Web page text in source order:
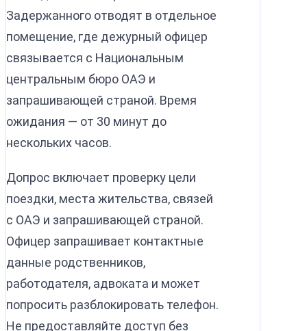
Задержанного отводят в отдельное
помещение, где дежурный офицер
связывается с Национальным
центральным бюро ОАЭ и
запрашивающей страной. Время
ожидания — от 30 минут до
нескольких часов.
Допрос включает проверку цели
поездки, места жительства, связей
с ОАЭ и запрашивающей страной.
Офицер запрашивает контактные
данные родственников,
работодателя, адвоката и может
попросить разблокировать телефон.
Не предоставляйте доступ без